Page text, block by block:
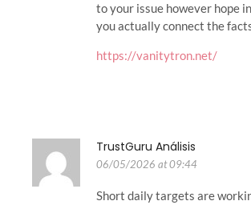
to your issue however hope
you actually connect the
https://vanitytron.net/
TrustGuru Análisis
06/05/2026 at 09:44
Short daily targets are